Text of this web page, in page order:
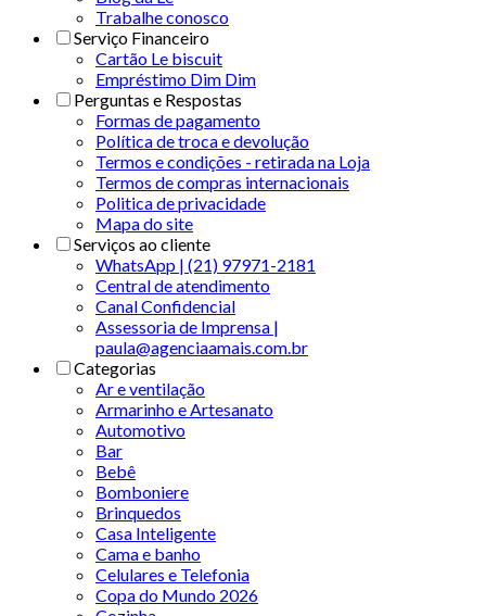
Trabalhe conosco
Serviço Financeiro
Cartão Le biscuit
Empréstimo Dim Dim
Perguntas e Respostas
Formas de pagamento
Política de troca e devolução
Termos e condições - retirada na Loja
Termos de compras internacionais
Politica de privacidade
Mapa do site
Serviços ao cliente
WhatsApp | (21) 97971-2181
Central de atendimento
Canal Confidencial
Assessoria de Imprensa |
paula@agenciaamais.com.br
Categorias
Ar e ventilação
Armarinho e Artesanato
Automotivo
Bar
Bebê
Bomboniere
Brinquedos
Casa Inteligente
Cama e banho
Celulares e Telefonia
Copa do Mundo 2026